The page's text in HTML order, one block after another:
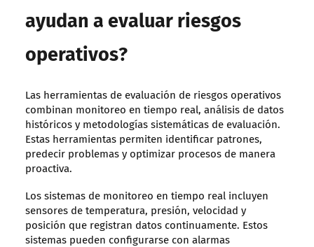
ayudan a evaluar riesgos
operativos?
Las herramientas de evaluación de riesgos operativos
combinan monitoreo en tiempo real, análisis de datos
históricos y metodologías sistemáticas de evaluación.
Estas herramientas permiten identificar patrones,
predecir problemas y optimizar procesos de manera
proactiva.
Los sistemas de monitoreo en tiempo real incluyen
sensores de temperatura, presión, velocidad y
posición que registran datos continuamente. Estos
sistemas pueden configurarse con alarmas